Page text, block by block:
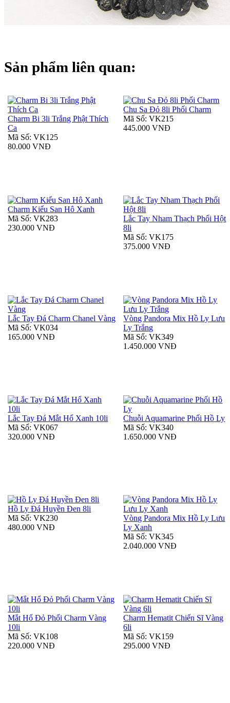
Sản phẩm liên quan:
Charm Bi 3li Trắng Phật Thích
Ca
Mã Số: VK125
80.000 VNĐ
Chu Sa Đỏ 8li Phối Charm
Mã Số: VK215
445.000 VNĐ
Charm Kiểu San Hô Xanh
Mã Số: VK283
230.000 VNĐ
Lắc Tay Nham Thạch Phối Hột
8li
Mã Số: VK175
375.000 VNĐ
Lắc Tay Đá Charm Chanel Vàng
Mã Số: VK034
165.000 VNĐ
Vòng Pandora Mix Hồ Ly Lưu
Ly Trắng
Mã Số: VK349
1.450.000 VNĐ
Lắc Tay Đá Mắt Hổ Xanh 10li
Mã Số: VK067
320.000 VNĐ
Chuỗi Aquamarine Phối Hồ Ly
Mã Số: VK340
1.650.000 VNĐ
Hồ Ly Đá Huyền Đen 8li
Mã Số: VK230
480.000 VNĐ
Vòng Pandora Mix Hồ Ly Lưu
Ly Xanh
Mã Số: VK345
2.040.000 VNĐ
Mắt Hổ Đỏ Phối Charm Vàng
10li
Mã Số: VK108
220.000 VNĐ
Charm Hematit Chiến Sĩ Vàng
6li
Mã Số: VK159
295.000 VNĐ